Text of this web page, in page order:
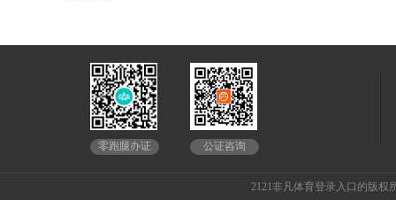
零跑腿办证 公证咨询
2121非凡体育登录入口的版